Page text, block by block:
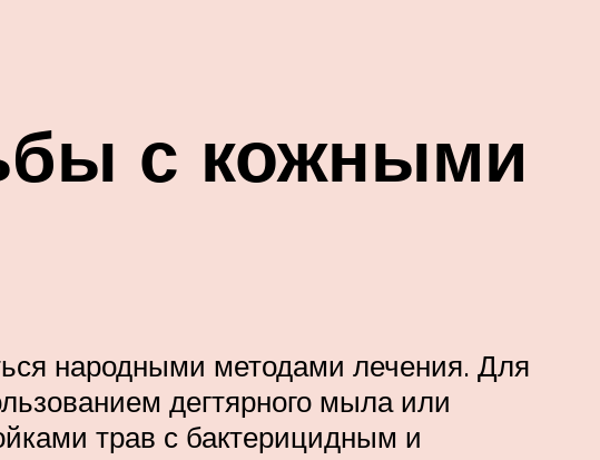
с кожными
народными методами лечения. Для
дегтярного мыла или
трав с бактерицидным и